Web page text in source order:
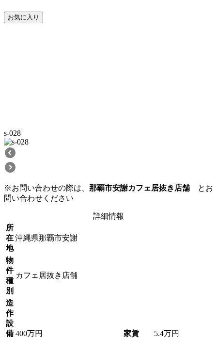
お気に入り
s-028
※お問い合わせの際は、 那覇市安謝カフェ居抜き店舗 とお
問い合わせください
詳細情報
所
在
地
沖縄県那覇市安謝
物
件
種
別
カフェ居抜き店舗
造
作
設
備 400万円 家賃 5.4万円